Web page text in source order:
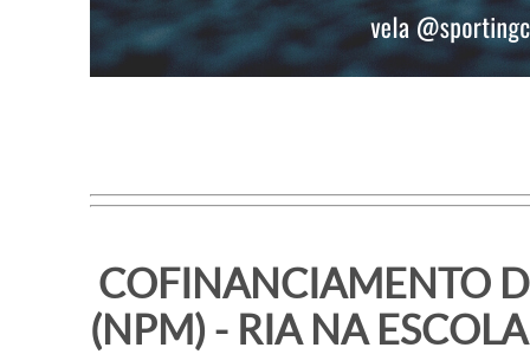
COFINANCIAMENTO
(NPM) - RIA NA ESCOLA